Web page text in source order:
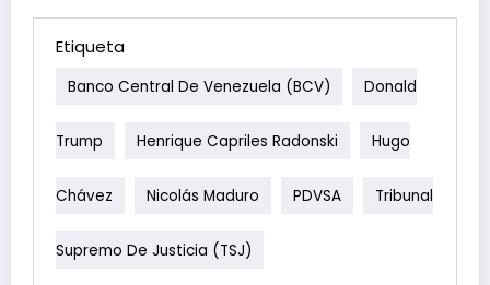
Etiqueta
Banco Central De Venezuela (BCV) Donald
Trump Henrique Capriles Radonski Hugo
Chávez Nicolás Maduro PDVSA Tribunal
Supremo De Justicia (TSJ)